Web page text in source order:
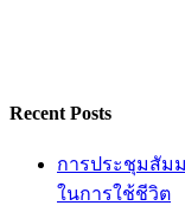
Recent Posts
การประชุมสัมม
ในการใช้ชีวิต